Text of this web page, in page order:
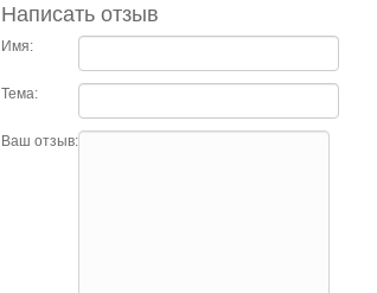
Написать отзыв
Имя:
Тема:
Ваш отзыв: